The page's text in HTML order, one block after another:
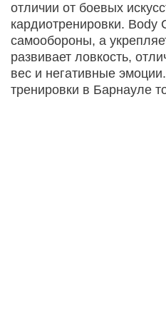
отличии от боевых
кардиотренировки. Body
самообороны, а
развивает ловкость,
вес и негативные
тренировки в Барнауле